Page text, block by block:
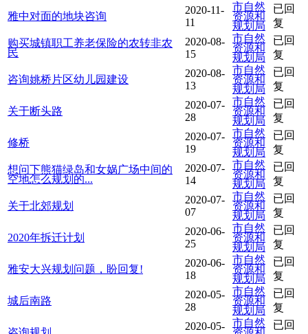
雅中对面的地块咨询
2020-11-
11
市自然
资源和
规划局
已回
复
购买城镇职工养老保险的农转非农
民
2020-08-
15
市自然
资源和
规划局
已回
复
咨询姚桥片区幼儿园建设
2020-08-
13
市自然
资源和
规划局
已回
复
关于断头路
2020-07-
28
市自然
资源和
规划局
已回
复
修桥
2020-07-
19
市自然
资源和
规划局
已回
复
想问下熊猫绿岛和女娲广场中间的
空地怎么规划的...
2020-07-
14
市自然
资源和
规划局
已回
复
关于北郊规划
2020-07-
07
市自然
资源和
规划局
已回
复
2020年拆迁计划
2020-06-
25
市自然
资源和
规划局
已回
复
雅安大兴规划问题，盼回复!
2020-06-
18
市自然
资源和
规划局
已回
复
城后南路
2020-05-
28
市自然
资源和
规划局
已回
复
2020-05-
市自然
已回